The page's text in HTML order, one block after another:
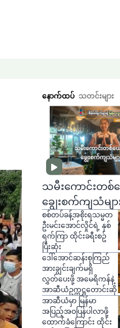
နောက်ထပ် သတင်းများ
သမီးကောင်းတစ်
ချွေးစက်ကျသံမျာ
စစ်တပ်ခန့်အစိုးရသမ္မတ
ဦးမင်းအောင်လှိုင်ရဲ့ နှစ်
ရက်ကြာ ထိုင်းခရီးစဥ်
ပြီးဆုံး
ဒေါ်အောင်ဆန်းစုကြည်
အားချွင်းချက်မရှိ
လွှတ်ပေးဖို့ အမေရိကန်နဲ့
အာဆီယံဥက္ကဋ္ဌတောင်းဆို
အာဆီယံမှာ မြန်မာ
အပြည့်အဝပြန်ပါလာဖို့
ထောက်ခံကြောင်း ထိုင်း